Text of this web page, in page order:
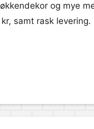
og mye
samt rask levering.